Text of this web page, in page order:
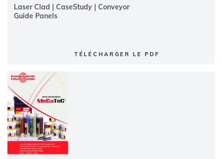
Laser Clad | CaseStudy | Conveyor
Guide Panels
TÉLÉCHARGER LE PDF